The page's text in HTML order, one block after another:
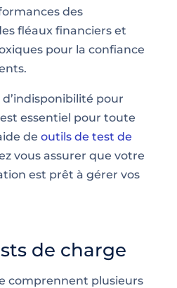
des
fléaux financiers et
pour la confiance
pour
essentiel pour toute
de outils de test de
vous assurer que votre
est prêt à gérer vos
de charge
comprennent plusieurs